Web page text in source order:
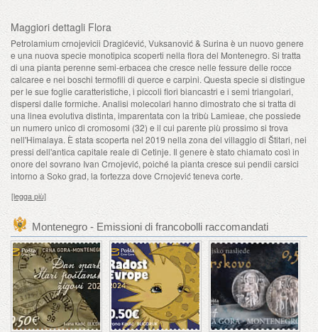
Maggiori dettagli Flora
Petrolamium crnojevicii Dragićević, Vuksanović & Surina è un nuovo genere
e una nuova specie monotipica scoperti nella flora del Montenegro. Si tratta
di una pianta perenne semi-erbacea che cresce nelle fessure delle rocce
calcaree e nei boschi termofili di querce e carpini. Questa specie si distingue
per le sue foglie caratteristiche, i piccoli fiori biancastri e i semi triangolari,
dispersi dalle formiche. Analisi molecolari hanno dimostrato che si tratta di
una linea evolutiva distinta, imparentata con la tribù Lamieae, che possiede
un numero unico di cromosomi (32) e il cui parente più prossimo si trova
nell'Himalaya. È stata scoperta nel 2019 nella zona del villaggio di Štitari, nei
pressi dell'antica capitale reale di Cetinje. Il genere è stato chiamato così in
onore del sovrano Ivan Crnojević, poiché la pianta cresce sui pendii carsici
intorno a Soko grad, la fortezza dove Crnojević teneva corte.
[legga più]
Montenegro - Emissioni di francobolli raccomandati